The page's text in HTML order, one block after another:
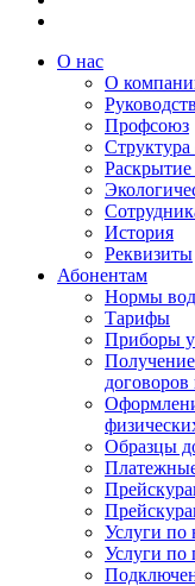
О нас
О
Профсоюз
История
Реквизиты
Абонентам
Нормы
Тарифы
Приборы
Образцы
Услуги
Услуги по